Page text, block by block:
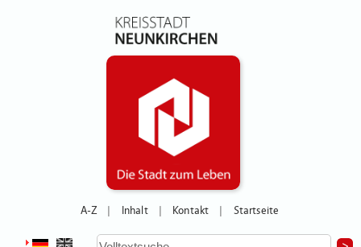
A-Z Inhalt Kontakt Startseite